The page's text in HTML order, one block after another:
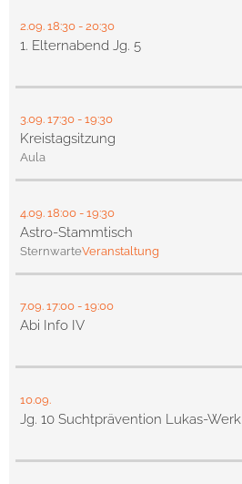
2.09. 18:30 - 20:30
1. Elternabend Jg. 5
3.09. 17:30 - 19:30
Kreistagsitzung
Aula
4.09. 18:00 - 19:30
Astro-Stammtisch
SternwarteVeranstaltung
7.09. 17:00 - 19:00
Abi Info IV
10.09.
Jg. 10 Suchtprävention Lukas-Werk